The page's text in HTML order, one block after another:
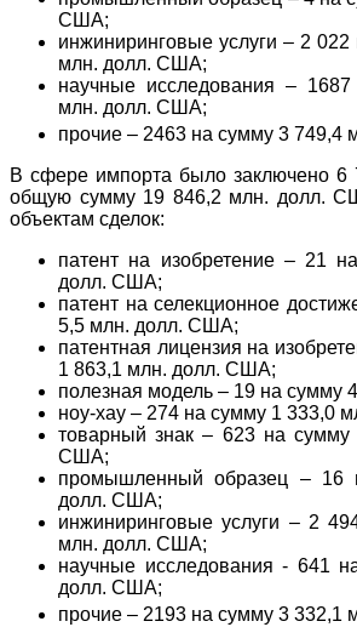
США;
инжиниринговые услуги – 2
млн. долл. США;
научные исследования –
млн. долл. США;
прочие – 2463 на сумму 3
В сфере импорта было заключено 6
общую сумму 19 846,2 млн. долл.
объектам сделок:
патент на изобретение – 21
долл. США;
патент на селекционное
5,5 млн. долл. США;
патентная лицензия на
1 863,1 млн. долл. США;
полезная модель – 19 на
ноу-хау – 274 на сумму 1 333,0
товарный знак – 623 на
США;
промышленный образец – 16
долл. США;
инжиниринговые услуги – 2
млн. долл. США;
научные исследования - 641
долл. США;
прочие – 2193 на сумму 3